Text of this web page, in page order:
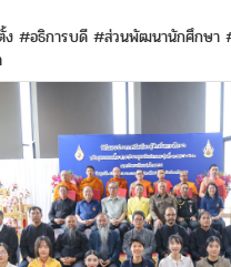
ง #อธิการบดี #ส่วนพัฒนานักศึกษา